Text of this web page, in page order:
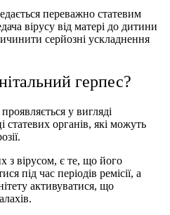
переважно статевим
вірусу від матері до дитини
серйозні ускладнення
герпес?
у вигляді
статевих органів, які можуть
з вірусом, є те, що його
під час періодів ремісії, а
активуватися, що